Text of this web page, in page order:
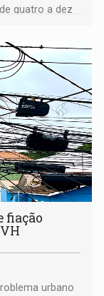
quatro a dez
fiação
urbano